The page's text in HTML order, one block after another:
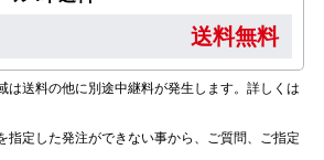
送料無料
送料の他に別途中継料が発生します。詳しくは
定した発注ができない事から、ご質問、ご指定